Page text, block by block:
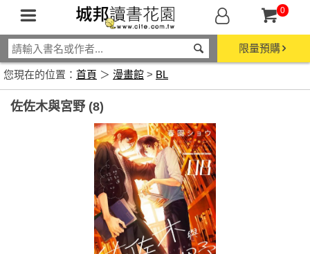
0
限量預購
您現在的位置： 首頁 ＞ 漫畫館 > BL
佐佐木與宮野 (8)